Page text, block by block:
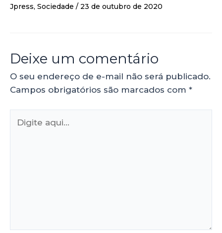
Jpress, Sociedade / 23 de outubro de 2020
Deixe um comentário
O seu endereço de e-mail não será publicado.
Campos obrigatórios são marcados com *